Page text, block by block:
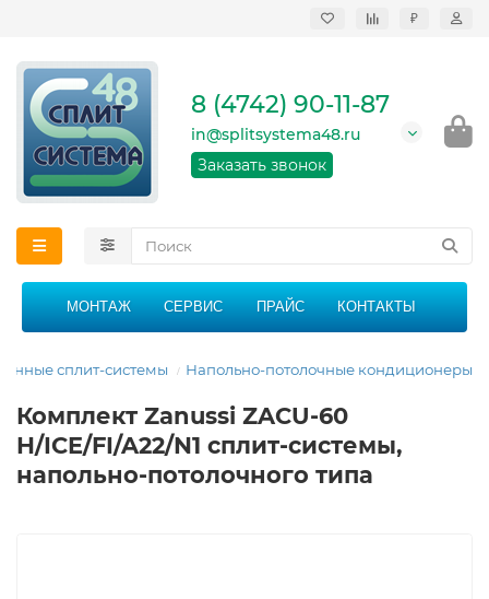
₽
кондиционеров в
области
График работы: 9:00 -
21:00 без перерыва и
8 (4742) 90-11-87
in@splitsystema48.ru
Заказать звонок
МОНТАЖ СЕРВИС ПРАЙС КОНТАКТЫ
сплит-системы Напольно-потолочные кондиционеры
Комплект Zanussi ZACU-60
H/ICE/FI/A22/N1 сплит-системы,
напольно-потолочного типа